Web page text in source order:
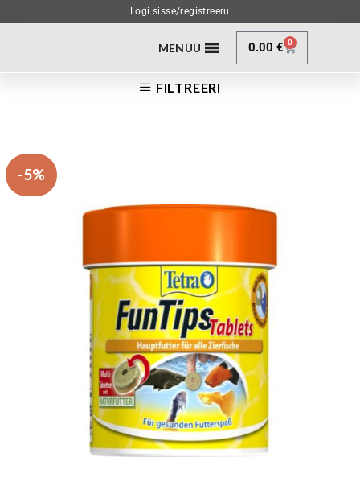
Logi sisse/registreeru
MENÜÜ 0.00€ 0
FILTREERI
-5%